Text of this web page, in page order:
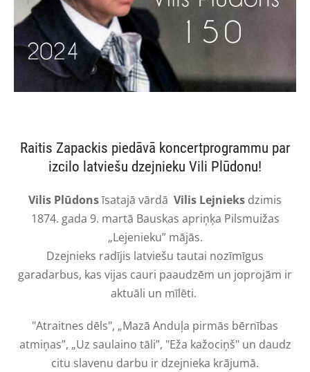
Raitis Zapackis piedāvā koncertprogrammu par
izcilo latviešu dzejnieku Vili Plūdonu!
Vilis Plūdonsīsatajā vārdā Vilis Lejnieks dzimis
1874. gada 9. martā Bauskas apriņķa Pilsmuižas
„Lejenieku” mājās.
Dzejnieks radījis latviešu tautai nozīmīgus
garadarbus, kas vijas cauri paaudzēm un joprojām ir
aktuāli un mīlēti.
"Atraitnes dēls", „Mazā Anduļa pirmās bērnības
atmiņas”, „Uz saulaino tāli”, "Eža kažociņš" un daudz
citu slavenu darbu ir dzejnieka krājumā.